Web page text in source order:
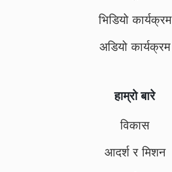
भिडियो कार्यक्रम
अडियो कार्यक्रम
हाम्रो बारे
विकास
आदर्श र मिशन